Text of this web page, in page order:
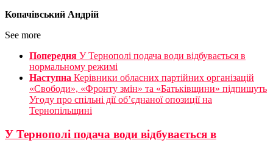
Копачівський Андрій
See more
Попередня У Тернополі подача води відбувається в
нормальному режимі
Наступна Керівники обласних партійних організацій
«Свободи», «Фронту змін» та «Батьківщини» підпишуть
Угоду про спільні дії об’єднаної опозиції на
Тернопільщині
У Тернополі подача води відбувається в